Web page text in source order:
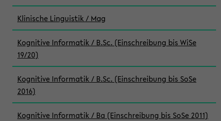
Klinische Linguistik / Mag
Kognitive Informatik / B.Sc. (Einschreibung bis WiSe
19/20)
Kognitive Informatik / B.Sc. (Einschreibung bis SoSe
2016)
Kognitive Informatik / Ba (Einschreibung bis SoSe 2011)